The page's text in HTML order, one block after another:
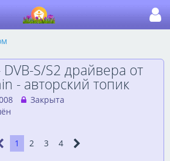
S/S2 драйвера от
- авторский топик
Закрыта
1 2 3 4